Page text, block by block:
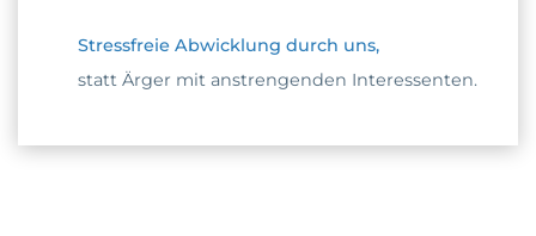
Stressfreie Abwicklung durch uns,
statt Ärger mit anstrengenden Interessenten.